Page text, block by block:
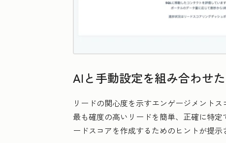
AIと手動設定を組み合わせ
リードの関心度を示すエンゲージメント
最も確度の高いリードを簡単、正確に特
ードスコアを作成するためのヒントが提示